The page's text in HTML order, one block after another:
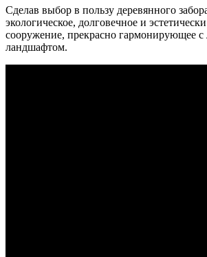
Сделав выбор в пользу деревянного
экологическое, долговечное и
сооружение, прекрасно гармонирующее
ландшафтом.